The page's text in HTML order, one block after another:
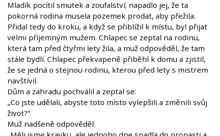
Mladík pocítil smutek a zoufalství; napadlo jej, že ta
pokorná rodina musela pozemek prodat, aby přežila.
Přidal tedy do kroku, a když se přiblížil k místu, byl přijat
velmi příjemným mužem. Chlapec se zeptal na rodinu,
která tam před čtyřmi lety žila, a muž odpověděl, že tam
stále bydlí. Chlapec překvapeně přiběhl k domu a zjistil,
že se jedná o stejnou rodinu, kterou před lety s mistrem
navštívil.
Dům a zahradu pochválil a zeptal se:
„Co jste udělali, abyste toto místo vylepšili a změnili svůj
život?“
Muž nadšeně odpověděl: